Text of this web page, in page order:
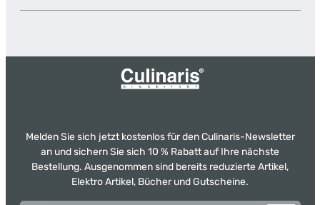
Melden Sie sich jetzt kostenlos für den Culinaris-Newsletter
an und sichern Sie sich 10 % Rabatt auf Ihre nächste
Bestellung. Ausgenommen sind bereits reduzierte Artikel,
Elektro Artikel, Bücher und Gutscheine.